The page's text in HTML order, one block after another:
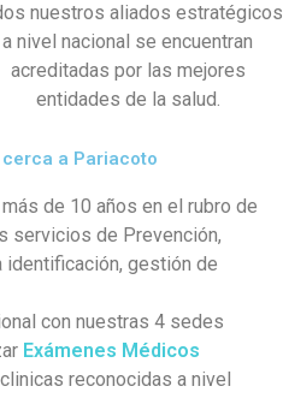
nuestros aliados estratégicos
a nivel nacional se encuentran
acreditadas por las mejores
entidades de la salud.
a Pariacoto
de 10 años en el rubro de
servicios de Prevención,
identificación, gestión de
con nuestras 4 sedes
Exámenes Médicos
reconocidas a nivel